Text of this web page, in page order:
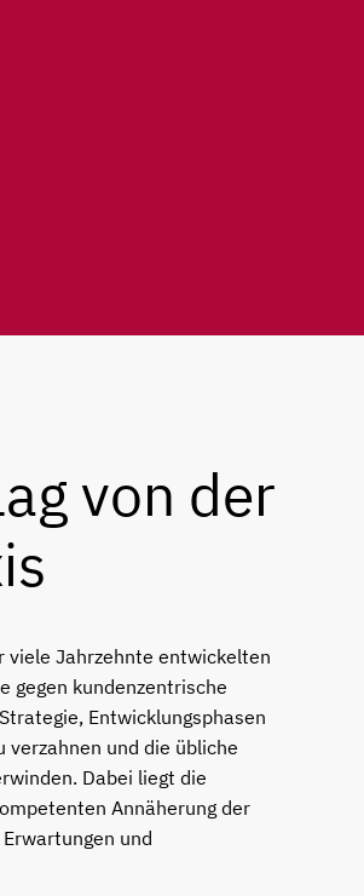
von der
viele Jahrzehnte entwickelten
gegen kundenzentrische
Entwicklungsphasen
verzahnen und die übliche
Dabei liegt die
Annäherung der
und